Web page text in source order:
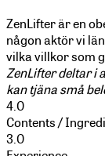
ZenLifter är en
någon aktör vi
vilka villkor som
ZenLifter deltar i
kan tjäna små
4.0
Contents /
3.0